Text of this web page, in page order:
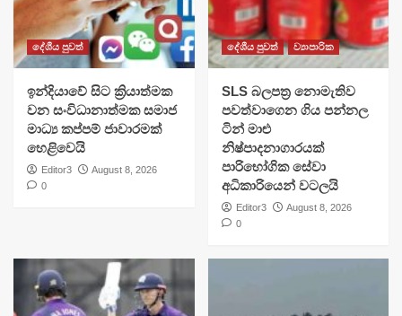
දේශීය පුවත්
​ඉන්දියාවේ සිට ක්‍රියාත්මක
වන සංවිධානාත්මක සමාජ
මාධ්‍ය කප්පම් ජාවාරමක්
හෙළිවෙයි
Editor3
August 8, 2026
0
දේශීය පුවත් ව්‍යාපාරික
SLS බලපත්‍ර නොමැතිව
පවත්වාගෙන ගිය පන්නල
ටින් මාළු
නිෂ්පාදනාගාරයක්
පාරිභෝගික සේවා
අධිකාරියෙන් වටලයි
Editor3
August 8, 2026
0